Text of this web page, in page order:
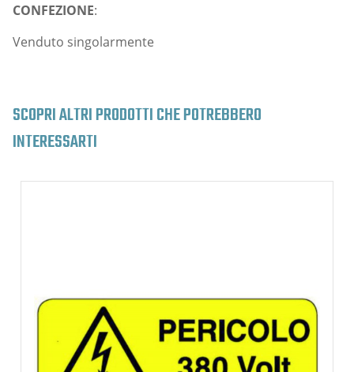
CONFEZIONE:
Venduto singolarmente
SCOPRI ALTRI PRODOTTI CHE POTREBBERO
INTERESSARTI